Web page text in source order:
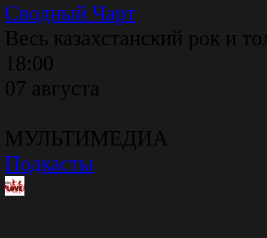
Сводный Чарт
Весь казахстанский рок и
18:00
07 августа
МУЛЬТИМЕДИА
Подкасты